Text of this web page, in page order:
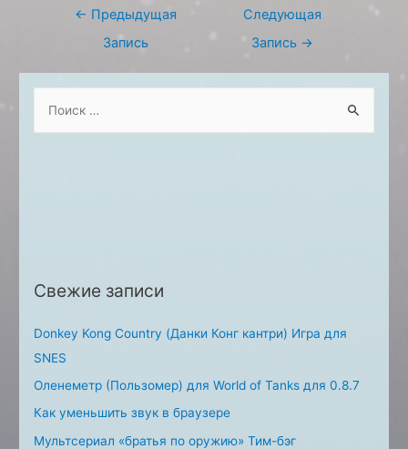
Навигация
← Предыдущая
Запись
Следующая
Запись →
rСвежие записи
Donkey Kong Country (Данки Конг кантри) Игра для
SNES
Оленеметр (Пользомер) для World of Tanks для 0.8.7
Как уменьшить звук в браузере
Мультсериал «братья по оружию» Тим-бэг